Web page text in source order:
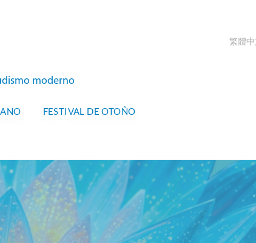
moderno
繁體
FESTIVAL DE OTOÑO
INTERNACIONAL
DE OTOÑO